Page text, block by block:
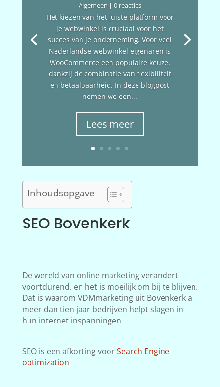
Algemeen | 0 reacties
Het kiezen van het juiste platform voor
je webwinkel is cruciaal voor het
succes van je onderneming. Voor veel
Nederlandse webwinkel eigenaren is
WooCommerce een populaire keuze,
dankzij de combinatie van flexibiliteit
en betaalbaarheid. In deze blogpost
nemen we een...
Lees meer
Inhoudsopgave
SEO Bovenkerk
De wereld van online marketing verandert
voortdurend, en het is moeilijk om bij te blijven.
Dat is waarom VDMmarketing uit Bovenkerk al
meer dan tien jaar bedrijven helpt slagen in
hun internet inspanningen.
SEO is een afkorting voorSearch Engine
optimization